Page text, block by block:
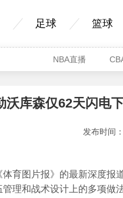
足球 篮球
NBA直播
沃库森仅62天闪电
发布时间
图片报》的最新深度报
理和战术设计上的多项做